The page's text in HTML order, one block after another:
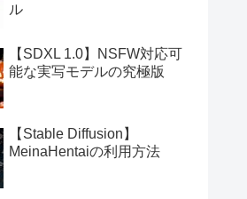
ル
【SDXL 1.0】NSFW対応可
能な実写モデルの究極版
【Stable Diffusion】
MeinaHentaiの利用方法